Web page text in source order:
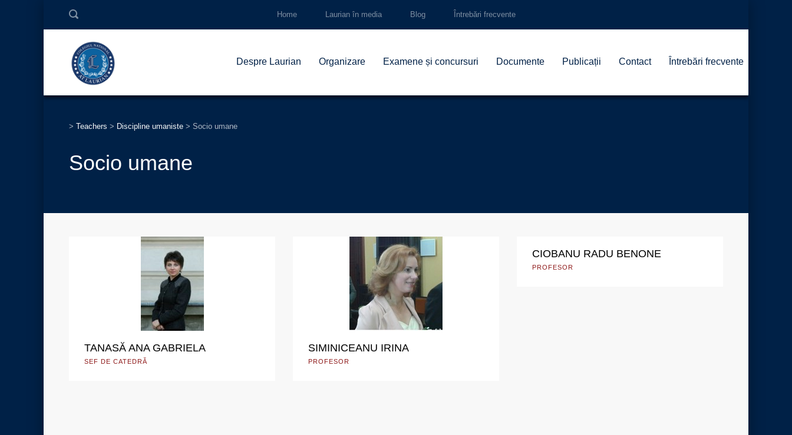
Home Laurian în media Blog Întrebări frecvente
Despre Laurian Organizare Examene și concursuri Documente Publicații Contact Întrebări frecvente
> Teachers > Discipline umaniste > Socio umane
Socio umane
TANASĂ ANA GABRIELA
SEF DE CATEDRĂ
SIMINICEANU IRINA
PROFESOR
CIOBANU RADU BENONE
PROFESOR